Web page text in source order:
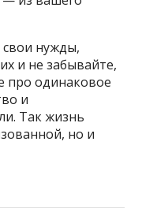
свои нужды,
и не забывайте,
про одинаковое
и
Так жизнь
но и